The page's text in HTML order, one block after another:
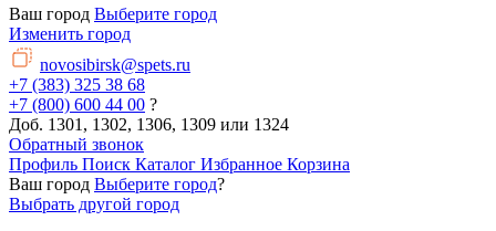
Ваш город Выберите город
Изменить город
novosibirsk@spets.ru
+7 (383) 325 38 68
+7 (800) 600 44 00 ?
Доб. 1301, 1302, 1306, 1309 или 1324
Обратный звонок
Профиль Поиск Каталог Избранное Корзина
Ваш город Выберите город?
Выбрать другой город